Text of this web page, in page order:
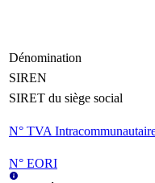
Dénomination
SIREN
SIRET du siège social
N° TVA
N° EORI